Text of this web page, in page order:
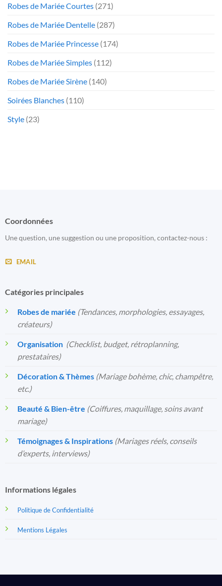
Robes de Mariée Courtes (271)
Robes de Mariée Dentelle (287)
Robes de Mariée Princesse (174)
Robes de Mariée Simples (112)
Robes de Mariée Sirène (140)
Soirées Blanches (110)
Style (23)
Coordonnées
Une question, une suggestion ou une proposition, contactez-nous :
EMAIL
Catégories principales
Robes de mariée (Tendances, morphologies, essayages,
créateurs)
Organisation️ (Checklist, budget, rétroplanning,
prestataires)
Décoration & Thèmes (Mariage bohème, chic, champêtre,
etc.)
Beauté & Bien-être (Coiffures, maquillage, soins avant
mariage)
Témoignages & Inspirations (Mariages réels, conseils
d’experts, interviews)
Informations légales
Politique de Confidentialité
Mentions Légales